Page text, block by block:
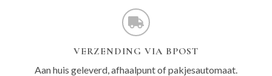
VERZENDING VIA BPOST
Aan huis geleverd, afhaalpunt of pakjesautomaat.